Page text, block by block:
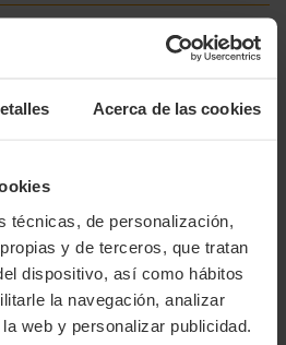
Acerca de las cookies
técnicas, de personalización,
y de terceros, que tratan
dispositivo, así como hábitos
la navegación, analizar
web y personalizar publicidad.
con el impresionante
una durabilidad excepcional,
perfectamente equilibrada. Con
tradicional que maximiza el
de conducir motocicletas
control preciso, estabilidad
sensación de dominio en cada
el rendimiento incomparable del